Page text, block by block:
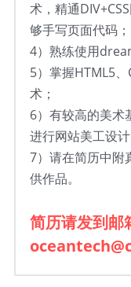
术，精通
够手写页面代码；
4） 熟练使用
5） 掌握HTML5
术；
6） 有较高的美术
进行网站美工设计
7） 请在简历中附
供作品。
简历请发到邮